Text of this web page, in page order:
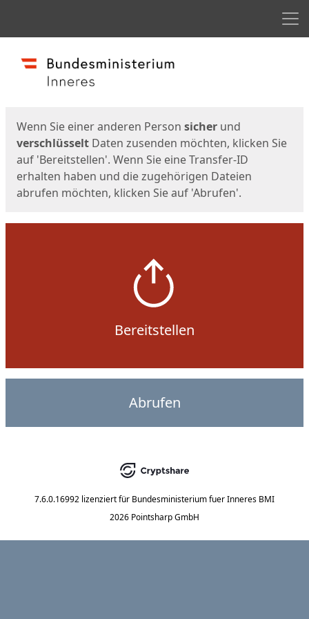
Start
Wenn Sie einer anderen Person sicher und
verschlüsselt Daten zusenden möchten, klicken Sie
auf 'Bereitstellen'. Wenn Sie eine Transfer-ID
erhalten haben und die zugehörigen Dateien
abrufen möchten, klicken Sie auf 'Abrufen'.
Bereitstellen
Abrufen
7.6.0.16992 lizenziert für Bundesministerium fuer Inneres BMI
2026 Pointsharp GmbH